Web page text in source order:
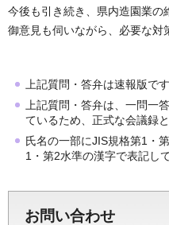
今後も引き続き、県内造園業
御意見も伺いながら、必要な対
上記質問・答弁は速報版です
上記質問・答弁は、一問一
ているため、正式な会議録
氏名の一部にJIS規格第1・
1・第2水準の漢字で表記し
お問い合わせ